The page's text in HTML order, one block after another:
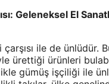
Geleneksel El
ile de ünlüdür.
ürettiği ürünleri
gümüş işçiliği ile